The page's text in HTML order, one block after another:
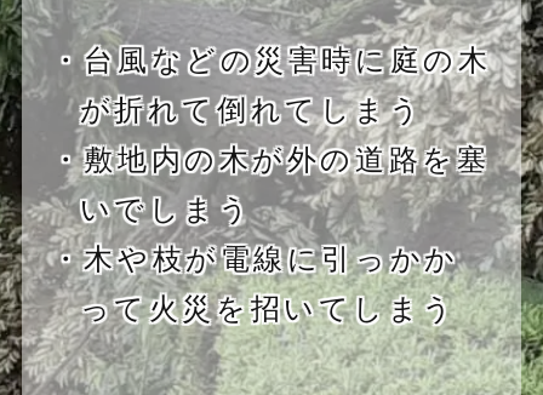
・台風などの災害時に庭の木
が折れて倒れてしまう
・敷地内の木が外の道路を塞
いでしまう
・木や枝が電線に引っかか
って火災を招いてしまう